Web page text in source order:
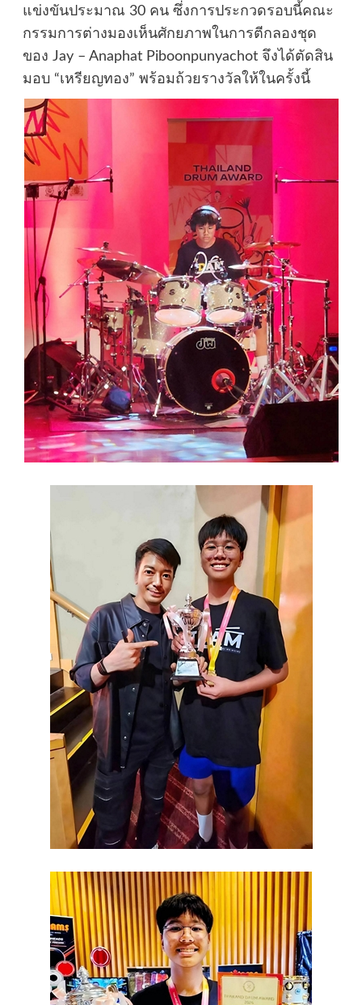
แข่งขันประมาณ 30 คน ซึ่งการประกวดรอบนี้คณะ
กรรมการต่างมองเห็นศักยภาพในการตีกลองชุด
ของ Jay – Anaphat Piboonpunyachot จึงได้ตัดสิน
มอบ “เหรียญทอง” พร้อมถ้วยรางวัลให้ในครั้งนี้